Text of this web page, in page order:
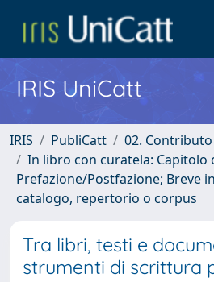
IRIS UniCatt
IRIS PubliCatt
02.
In libro con curatela: Capitolo
Prefazione/Postfazione; Breve
catalogo, repertorio o corpus
Tra libri, testi e
strumenti di scrittura